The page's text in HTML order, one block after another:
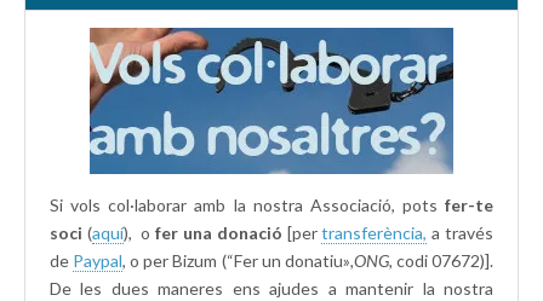
Si vols col·laborar amb la nostra Associació, pots fer-te
soci (aquí), ofer una donació [pertransferència, a través
de Paypal, o per Bizum (“Fer un donatiu»,ONG, codi 07672)].
De les dues maneres ens ajudes a mantenir la nostra